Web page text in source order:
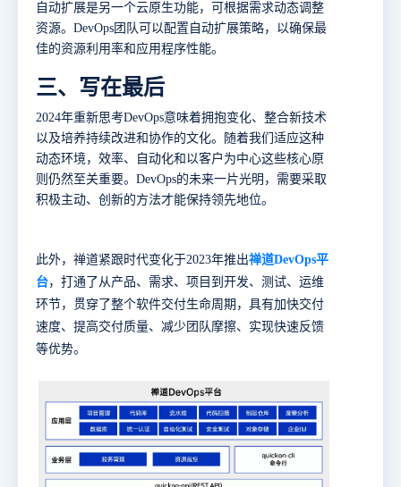
自动扩展是另一个云原生功能，可根据需求动态调整
资源。 DevOps团队可以配置自动扩展策略，以确保最
佳的资源利用率和应用程序性能。
三、写在最后
2024年重新思考DevOps意味着拥抱变化、整合新技术
以及培养持续改进和协作的文化。随着我们适应这种
动态环境，效率、自动化和以客户为中心这些核心原
则仍然至关重要。DevOps的未来一片光明，需要采取
积极主动、创新的方法才能保持领先地位。
此外，禅道紧跟时代变化于2023年推出禅道DevOps平
台， 打通了从产品、需求、项目到开发、测试、运维
环节，贯穿了整个软件交付生命周期，具有加快交付
速度、提高交付质量、减少团队摩擦、实现快速反馈
等优势。